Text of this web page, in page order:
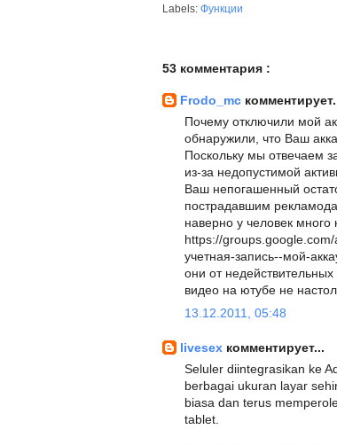
Labels: Функции
53 комментария :
Frodo_mc
Почему отключили мой
обнаружили, что Ваш
Поскольку мы отвечаем
из-за недопустимой
Ваш непогашенный
пострадавшим
наверно у человек
https://
учетная-запись--мой-
они от
видео на ютубе не
13.12.2011, 05:48
livesex комментирует...
Seluler diintegrasikan ke
berbagai ukuran layar
biasa dan terus
tablet.